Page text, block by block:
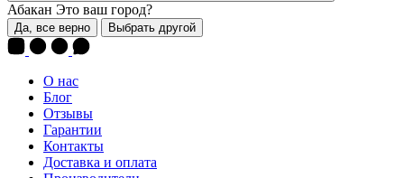
Абакан Это ваш город?
Да, все верно Выбрать другой
О нас
Блог
Отзывы
Гарантии
Контакты
Доставка и оплата